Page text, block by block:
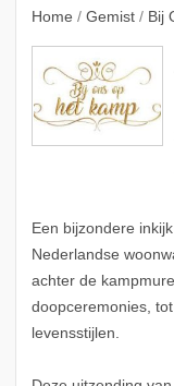
Home / Gemist / Bij
Een bijzondere
Nederlandse
achter de
doopceremonies,
levensstijlen.